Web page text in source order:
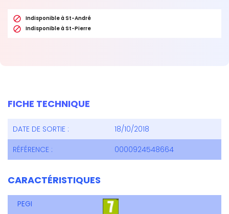
 Indisponible à St-André
 Indisponible à St-Pierre
FICHE TECHNIQUE
DATE DE SORTIE :
18/10/2018
RÉFÉRENCE :
0000924548664
CARACTÉRISTIQUES
PEGI